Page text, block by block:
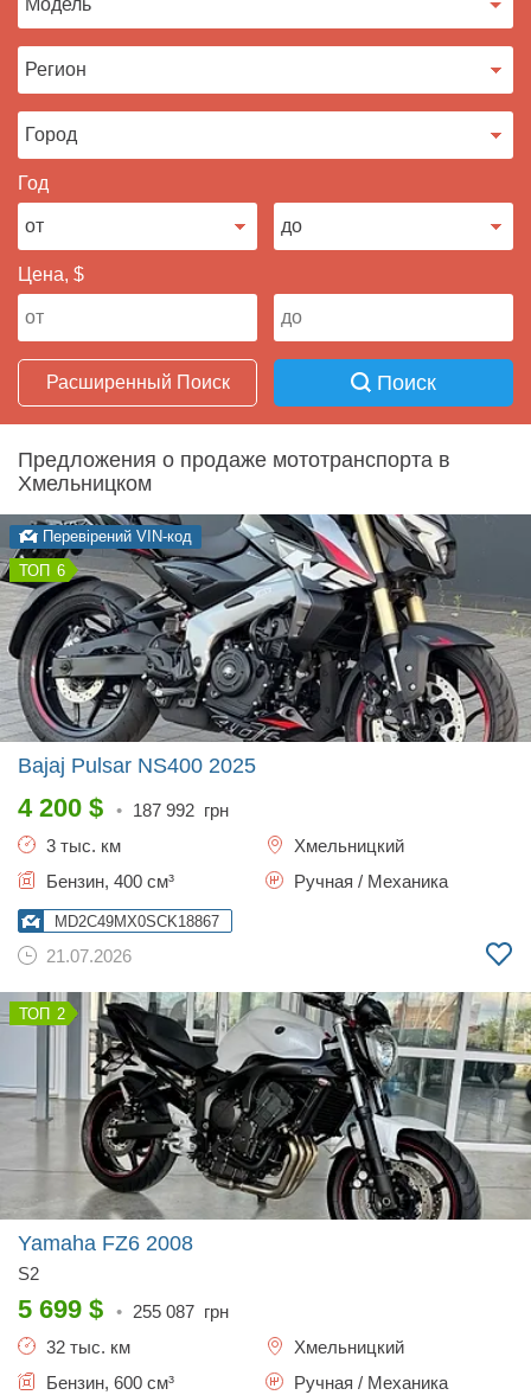
Год
Цена, $
Расширенный Поиск Поиск
Предложения о продаже мототранспорта в
Хмельницком
Перевірений VIN-код
6
Bajaj Pulsar NS400 2025
4 200 $ • 187 992 грн
3 тыс. км
Хмельницкий
Бензин, 400 см³
Ручная / Механика
MD2C49MX0SCK18867
21.07.2026
2
Yamaha FZ6 2008
S2
5 699 $ • 255 087 грн
32 тыс. км
Хмельницкий
Бензин, 600 см³
Ручная / Механика